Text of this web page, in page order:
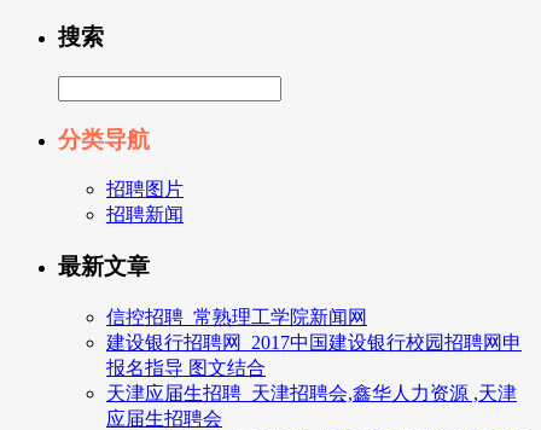
搜索
分类导航
招聘图片
招聘新闻
最新文章
信控招聘_常熟理工学院新闻网
建设银行招聘网_2017中国建设银行校园招聘网申
报名指导 图文结合
天津应届生招聘_天津招聘会,鑫华人力资源 ,天津
应届生招聘会